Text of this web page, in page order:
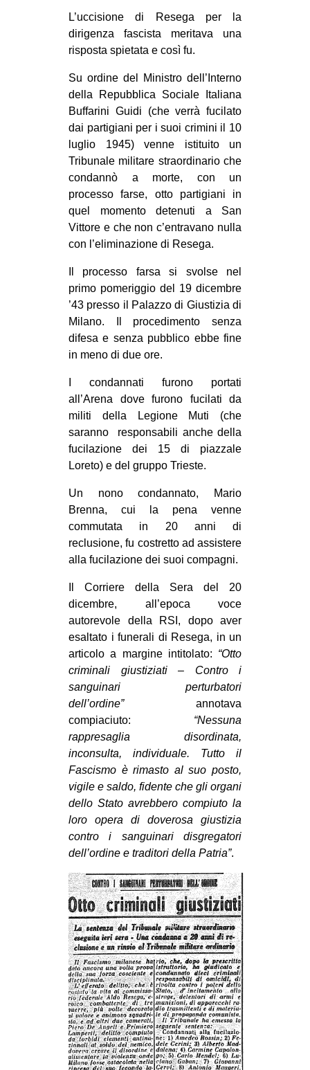
GENERI
MIGRAZIONI
PRECARIATO
REPRESSIONE
STUDENTI
CULTURE
ARTE
CINEMA
MANIFESTI
MUSICA
RECENSIONI
INTERNAZIONALE
AFRICA
AMERICHE
EUROPA
MEDIO ORIENTE
EVENTI
in
Fb
tw
bsky
ms
SEARCH
L’uccisione di Resega per la
dirigenza fascista meritava una
risposta spietata e così fu.
Su ordine del Ministro dell’Interno
della Repubblica Sociale Italiana
Buffarini Guidi (che verrà fucilato
dai partigiani per i suoi crimini il 10
luglio 1945) venne istituito un
Tribunale militare straordinario che
condannò a morte, con un
processo farse, otto partigiani in
quel momento detenuti a San
Vittore e che non c’entravano nulla
con l’eliminazione di Resega.
Il processo farsa si svolse nel
primo pomeriggio del 19 dicembre
’43 presso il Palazzo di Giustizia di
Milano. Il procedimento senza
difesa e senza pubblico ebbe fine
in meno di due ore.
I condannati furono portati
all’Arena dove furono fucilati da
militi della Legione Muti (che
saranno responsabili anche della
fucilazione dei 15 di piazzale
Loreto) e del gruppo Trieste.
Un nono condannato, Mario
Brenna, cui la pena venne
commutata in 20 anni di
reclusione, fu costretto ad assistere
alla fucilazione dei suoi compagni.
Il Corriere della Sera del 20
dicembre, all’epoca voce
autorevole della RSI, dopo aver
esaltato i funerali di Resega, in un
articolo a margine intitolato: “Otto
criminali giustiziati – Contro i
sanguinari perturbatori
dell’ordine” annotava
compiaciuto: “Nessuna
rappresaglia disordinata,
inconsulta, individuale. Tutto il
Fascismo è rimasto al suo posto,
vigile e saldo, fidente che gli organi
dello Stato avrebbero compiuto la
loro opera di doverosa giustizia
contro i sanguinari disgregatori
dell’ordine e traditori della Patria”.